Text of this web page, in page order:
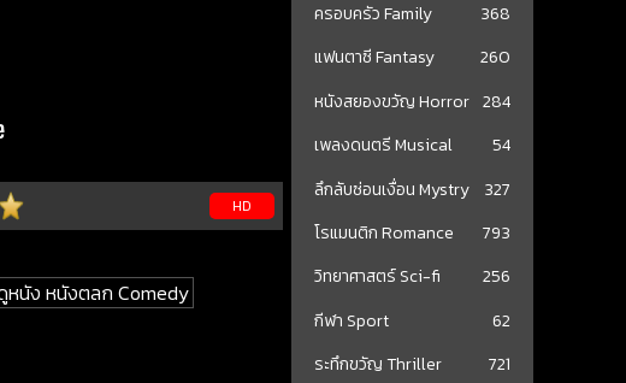
HD
หนัง หนังตลก Comedy
ครอบครัว Family
368
แฟนตาซี Fantasy
260
หนังสยองขวัญ Horror 284
เพลงดนตรี Musical
54
ลึกลับซ่อนเงื่อน Mystry
327
โรแมนติก Romance
793
วิทยาศาสตร์ Sci-fi
256
กีฬา Sport
62
ระทึกขวัญ Thriller
721